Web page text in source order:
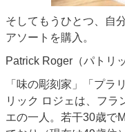
そしてもうひとつ、自
アソートを購入。
Patrick Roger（パトリ
「味の彫刻家」「プラ
リック ロジェは、フラ
エの一人。若干30歳で